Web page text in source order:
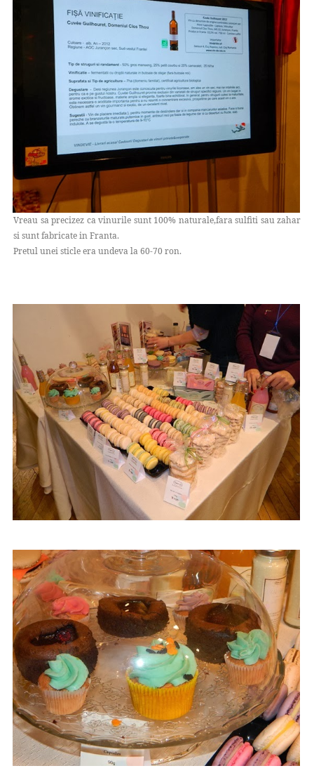
Vreau sa precizez ca vinurile sunt 100% naturale,fara sulfiti sau zahar
si sunt fabricate in Franta.
Pretul unei sticle era undeva la 60-70 ron.